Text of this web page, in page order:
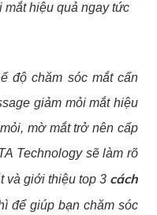
mắt hiệu quả ngay tức
độ chăm sóc mắt cẩn
giảm mỏi mắt hiệu
mờ mắt trở nên cấp
Technology sẽ làm rõ
và giới thiệu top 3cách
để giúp bạn chăm sóc